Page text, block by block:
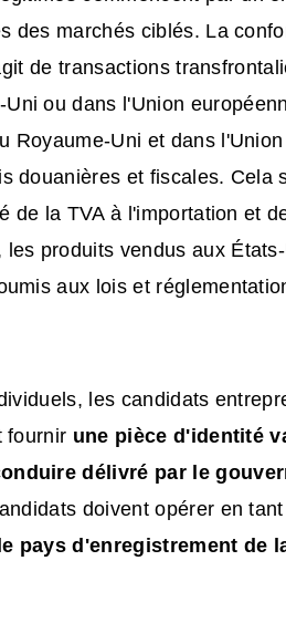
des marchés ciblés. La
de transactions
ou dans l'Union
Royaume-Uni et dans
douanières et fiscales. Cela
de la TVA à l'importation et
produits vendus aux
aux lois et
les candidats
fournir une pièce d'identité
délivré par le
doivent opérer en
pays d'enregistrement de